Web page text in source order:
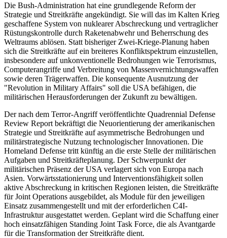
Die Bush-Administration hat eine grundlegende Reform der
Strategie und Streitkräfte angekündigt. Sie will das im Kalten Krieg
geschaffene System von nuklearer Abschreckung und vertraglicher
Rüstungskontrolle durch Raketenabwehr und Beherrschung des
Weltraums ablösen. Statt bisheriger Zwei-Kriege-Planung haben
sich die Streitkräfte auf ein breiteres Konfliktspektrum einzustellen,
insbesondere auf unkonventionelle Bedrohungen wie Terrorismus,
Computerangriffe und Verbreitung von Massenvernichtungswaffen
sowie deren Trägerwaffen. Die konsequente Ausnutzung der
"Revolution in Military Affairs" soll die USA befähigen, die
militärischen Herausforderungen der Zukunft zu bewältigen.
Der nach dem Terror-Angriff veröffentlichte Quadrennial Defense
Review Report bekräftigt die Neuorientierung der amerikanischen
Strategie und Streitkräfte auf asymmetrische Bedrohungen und
militärstrategische Nutzung technologischer Innovationen. Die
Homeland Defense tritt künftig an die erste Stelle der militärischen
Aufgaben und Streitkräfteplanung. Der Schwerpunkt der
militärischen Präsenz der USA verlagert sich von Europa nach
Asien. Vorwärtsstationierung und Interventionsfähigkeit sollen
aktive Abschreckung in kritischen Regionen leisten, die Streitkräfte
für Joint Operations ausgebildet, als Module für den jeweiligen
Einsatz zusammengestellt und mit der erforderlichen C4I-
Infrastruktur ausgestattet werden. Geplant wird die Schaffung einer
hoch einsatzfähigen Standing Joint Task Force, die als Avantgarde
für die Transformation der Streitkräfte dient.